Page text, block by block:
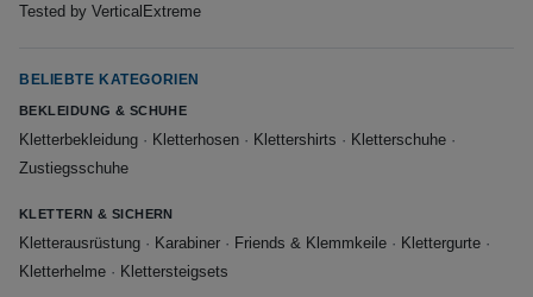
Tested by VerticalExtreme
BELIEBTE KATEGORIEN
BEKLEIDUNG & SCHUHE
Kletterbekleidung · Kletterhosen · Klettershirts · Kletterschuhe ·
Zustiegsschuhe
KLETTERN & SICHERN
Kletterausrüstung · Karabiner · Friends & Klemmkeile · Klettergurte ·
Kletterhelme · Klettersteigsets